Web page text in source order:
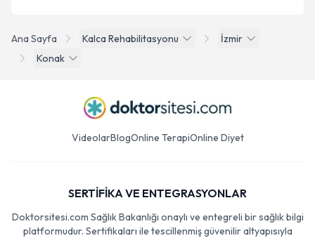
Ana Sayfa Kalca Rehabilitasyonu
İzmir
Konak
VideolarBlogOnline TerapiOnline Diyet
SERTİFİKA VE ENTEGRASYONLAR
Doktorsitesi.com Sağlık Bakanlığı onaylı ve entegreli bir sağlık bilgi
platformudur. Sertifikaları ile tescillenmiş güvenilir altyapısıyla